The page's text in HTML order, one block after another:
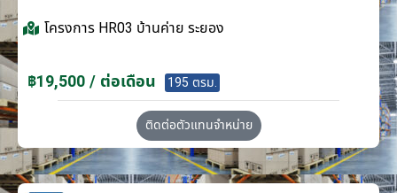
โครงการ HR03 บ้านค่าย ระยอง
฿19,500 / ต่อเดือน 195 ตรม.
ติดต่อตัวแทนจำหน่าย